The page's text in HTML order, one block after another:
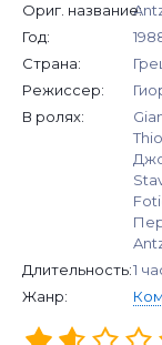
Ориг. название:
Год:
Страна:
Режиссер:
В ролях:
Длительность:1
Жанр: